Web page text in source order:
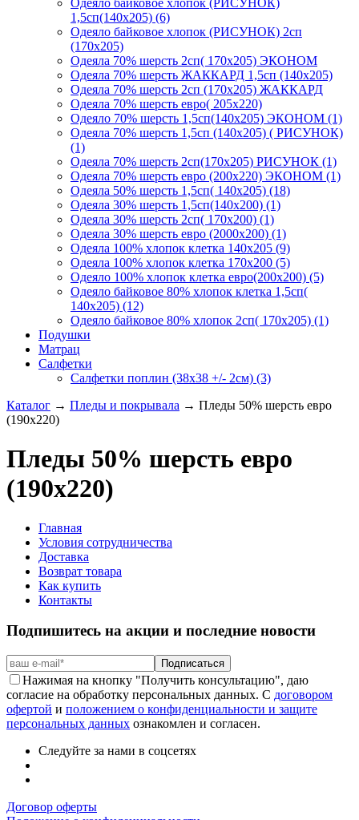
1,5сп(140х205) (6)
Одеяло байковое хлопок (РИСУНОК) 2сп
(170х205)
Одеяла 70% шерсть 2сп( 170х205) ЭКОНОМ
Одеяла 70% шерсть ЖАККАРД 1,5сп (140х205)
Одеяла 70% шерсть 2сп (170х205) ЖАККАРД
Одеяла 70% шерсть евро( 205х220)
Одеяло 70% шерсть 1,5сп(140х205) ЭКОНОМ (1)
Одеяла 70% шерсть 1,5сп (140х205) ( РИСУНОК)
(1)
Одеяла 70% шерсть 2сп(170х205) РИСУНОК (1)
Одеяла 70% шерсть евро (200х220) ЭКОНОМ (1)
Одеяла 50% шерсть 1,5сп( 140х205) (18)
Одеяла 30% шерсть 1,5сп(140х200) (1)
Одеяла 30% шерсть 2сп( 170х200) (1)
Одеяла 30% шерсть евро (2000х200) (1)
Одеяла 100% хлопок клетка 140х205 (9)
Одеяла 100% хлопок клетка 170х200 (5)
Одеяло 100% хлопок клетка евро(200х200) (5)
Одеяло байковое 80% хлопок клетка 1,5сп(
140х205) (12)
Одеяло байковое 80% хлопок 2сп( 170х205) (1)
Подушки
Матрац
Салфетки
Салфетки поплин (38х38 +/- 2см) (3)
Каталог → Пледы и покрывала → Пледы 50% шерсть евро
(190х220)
Пледы 50% шерсть евро
(190х220)
Главная
Условия сотрудничества
Доставка
Возврат товара
Как купить
Контакты
Подпишитесь на акции и последние новости
Подписаться
Нажимая на кнопку "Получить консультацию", даю
согласие на обработку персональных данных. С договором
офертой и положением о конфиденциальности и защите
персональных данных ознакомлен и согласен.
Следуйте за нами в соцсетях
Договор оферты